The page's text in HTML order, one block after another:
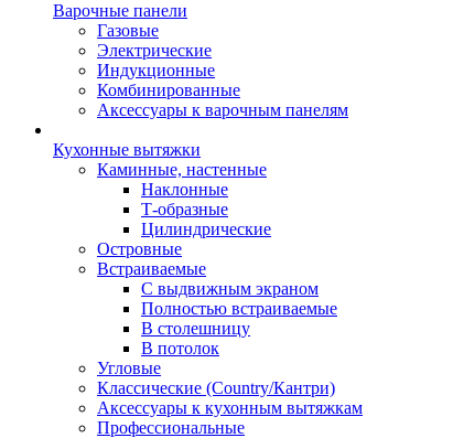
Варочные панели
Газовые
Электрические
Индукционные
Комбинированные
Аксессуары к варочным панелям
Кухонные вытяжки
Каминные, настенные
Наклонные
Т-образные
Цилиндрические
Островные
Встраиваемые
С выдвижным экраном
Полностью встраиваемые
В столешницу
В потолок
Угловые
Классические (Country/Кантри)
Аксессуары к кухонным вытяжкам
Профессиональные